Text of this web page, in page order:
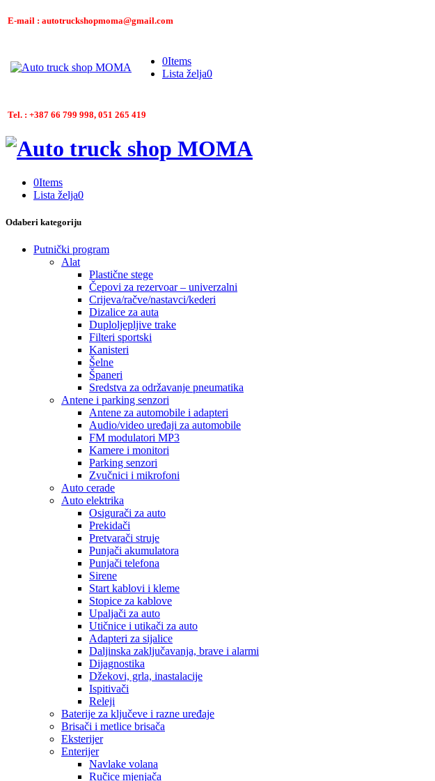
E-mail : autotruckshopmoma@gmail.com
0Items
Lista želja0
Tel. : +387 66 799 998, 051 265 419
0Items
Lista želja0
Odaberi kategoriju
Putnički program
Alat
Plastične stege
Čepovi za rezervoar – univerzalni
Crijeva/račve/nastavci/kederi
Dizalice za auta
Duploljepljive trake
Filteri sportski
Kanisteri
Šelne
Španeri
Sredstva za održavanje pneumatika
Antene i parking senzori
Antene za automobile i adapteri
Audio/video uređaji za automobile
FM modulatori MP3
Kamere i monitori
Parking senzori
Zvučnici i mikrofoni
Auto cerade
Auto elektrika
Osigurači za auto
Prekidači
Pretvarači struje
Punjači akumulatora
Punjači telefona
Sirene
Start kablovi i kleme
Stopice za kablove
Upaljači za auto
Utičnice i utikači za auto
Adapteri za sijalice
Daljinska zaključavanja, brave i alarmi
Dijagnostika
Džekovi, grla, inastalacije
Ispitivači
Releji
Baterije za ključeve i razne uređaje
Brisači i metlice brisača
Eksterijer
Enterijer
Navlake volana
Ručice mjenjača